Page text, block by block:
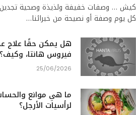
كيش … وصفات خفيفة ولذيذة وصحية
كل يوم وصفة أو نصيحة من خبرائنا…
هل يمكن حقًا علاج
فيروس هانتا، وكيف؟
25/06/2026
ما هي موانع
لرأسيات الأرجل؟